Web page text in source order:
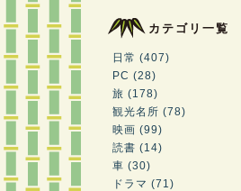
カテゴリ一覧
日常 (407)
PC (28)
旅 (178)
観光名所 (78)
映画 (99)
読書 (14)
車 (30)
ドラマ (71)